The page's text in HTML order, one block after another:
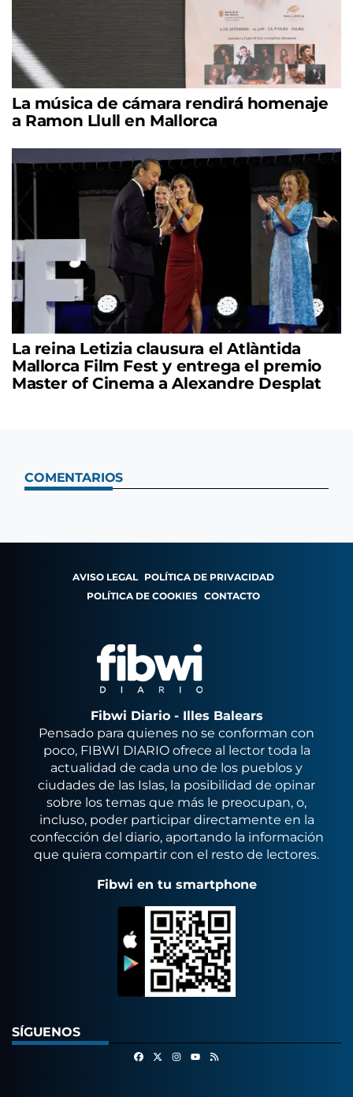
La música de cámara rendirá homenaje
a Ramon Llull en Mallorca
La reina Letizia clausura el Atlàntida
Mallorca Film Fest y entrega el premio
Master of Cinema a Alexandre Desplat
COMENTARIOS
AVISO LEGAL POLÍTICA DE PRIVACIDAD
POLÍTICA DE COOKIES CONTACTO
Fibwi Diario - Illes Balears
Pensado para quienes no se conforman con
poco, FIBWI DIARIO ofrece al lector toda la
actualidad de cada uno de los pueblos y
ciudades de las Islas, la posibilidad de opinar
sobre los temas que más le preocupan, o,
incluso, poder participar directamente en la
confección del diario, aportando la información
que quiera compartir con el resto de lectores.
Fibwi en tu smartphone
SÍGUENOS
FacebookInstagram